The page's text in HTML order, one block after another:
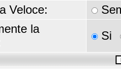
Veloce:
la
Si